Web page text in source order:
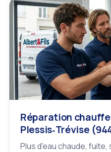
Réparation
Plessis‑Trévise
Plus d'eau chaude,